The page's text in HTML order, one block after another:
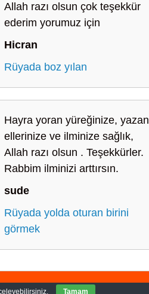
Allah razı olsun çok teşekkür
ederim yorumuz için
Hicran
Rüyada boz yılan
Hayra yoran yüreğinize, yazan
ellerinize ve ilminize sağlık,
Allah razı olsun . Teşekkürler.
Rabbim ilminizi arttırsın.
sude
Rüyada yolda oturan birini
görmek
Tamam